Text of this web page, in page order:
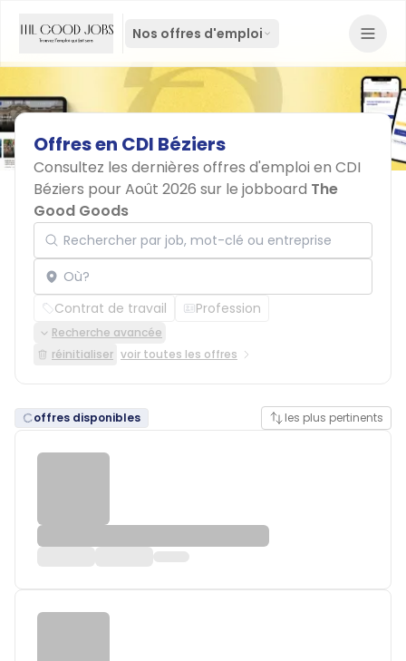
Nos offres d'emploi
Offresen CDI Béziers
Consultez les dernières offres d'emploi en CDI
Béziers pour Août 2026 sur le jobboard The
Good Goods
Rechercher par job, mot-clé ou entreprise
Localisation
Contrat de travail Profession
Recherche avancée
réinitialiser voir toutes les offres
offres disponibles les plus pertinents